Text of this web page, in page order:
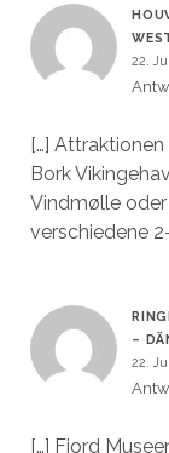
22.
[…] Attraktionen
Bork
Vindmølle
verschiedene
–
22.
[…] Fjord